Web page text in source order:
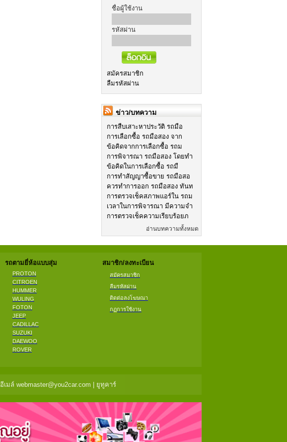
ชื่อผู้ใช้งาน
รหัสผ่าน
สมัครสมาชิก
ลืมรหัสผ่าน
ข่าว/บทความ
การสืบเสาะหาประวัติ รถมือ
การเลือกซื้อ รถมือสอง จาก
ข้อคิดจากการเลือกซื้อ รถม
การพิจารณา รถมือสอง โดยทำ
ข้อคิดในการเลือกซื้อ รถมื
การทำสัญญาซื้อขาย รถมือสอ
ควรทำการออก รถมือสอง ทันท
การตรวจเช็คสภาพแอร์ใน รถม
เวลาในการพิจารณา มีความจำ
การตรวจเช็คความเรียบร้อยภ
อ่านบทความทั้งหมด
รถตามยี่ห้อแบบสุ่ม
PROTON
CITROEN
HUMMER
WULING
FOTON
JEEP
CADILLAC
SUZUKI
DAEWOO
ROVER
สมาชิก/ลงทะเบียน
สมัครสมาชิก
ลืมรหัสผ่าน
ติดต่อลงโฆษณา
กฏการใช้งาน
มล์ webmaster@you2car.com | ยูทูคาร์